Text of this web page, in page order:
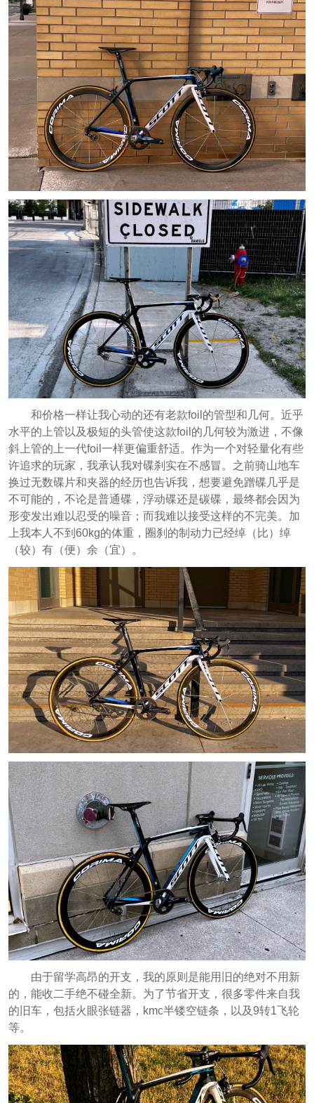
和价格一样让我心动的还有老款foil的管型和几何。近乎
水平的上管以及极短的头管使这款foil的几何较为激进，不像
斜上管的上一代foil一样更偏重舒适。作为一个对轻量化有些
许追求的玩家，我承认我对碟刹实在不感冒。之前骑山地车
换过无数碟片和夹器的经历也告诉我，想要避免蹭碟几乎是
不可能的，不论是普通碟，浮动碟还是碳碟，最终都会因为
形变发出难以忍受的噪音；而我难以接受这样的不完美。加
上我本人不到60kg的体重，圈刹的制动力已经绰（比）绰
（较）有（便）余（宜）。
由于留学高昂的开支，我的原则是能用旧的绝对不用新
的，能收二手绝不碰全新。为了节省开支，很多零件来自我
的旧车，包括火眼张链器，kmc半镂空链条，以及9转1飞轮
等。